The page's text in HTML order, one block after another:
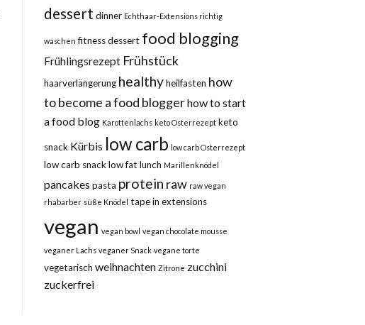
dessert dinner Echthaar-Extensions richtig
waschen fitness dessert food blogging
Frühlingsrezept Frühstück
haarverlängerung healthy heilfasten how
to become a food bloggerhow to start
a food blog Karottenlachs keto Osterrezept keto
snack Kürbis low carb low carb Osterrezept
low carb snack low fat lunch Marillenknödel
pancakes pasta protein raw raw vegan
rhabarber süße Knödel tape in extensions
vegan vegan bowl vegan chocolate mousse
veganer Lachs veganer Snack vegane torte
vegetarisch weihnachten Zitrone zucchini
zuckerfrei